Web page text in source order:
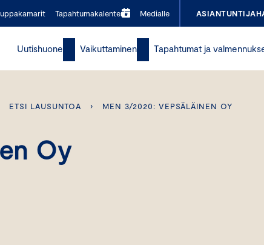
Tapahtumakalenteri Medialle
Uutishuone Vaikuttaminen Tapahtumat ja
ETSI LAUSUNTOA › MEN 3/2020: VEPSÄLÄINEN OY
Oy